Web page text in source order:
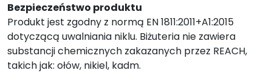
Bezpieczeństwo produktu
Produkt jest zgodny z normą EN 1811:2011+A1:2015
dotyczącą uwalniania niklu. Biżuteria nie zawiera
substancji chemicznych zakazanych przez REACH,
takich jak: ołów, nikiel, kadm.